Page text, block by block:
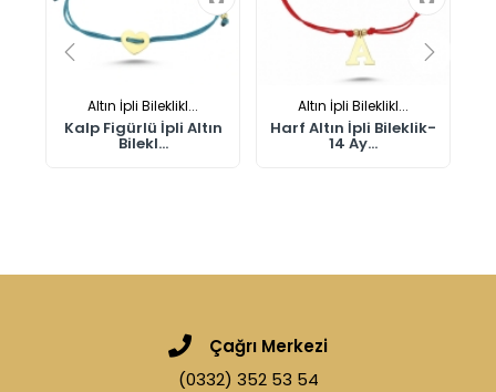
Altın İpli Bileklikl...
Kalp Figürlü İpli Altın
Bilekl...
Altın İpli Bileklikl...
Harf Altın İpli Bileklik-
14 Ay...
Çağrı Merkezi
(0332) 352 53 54